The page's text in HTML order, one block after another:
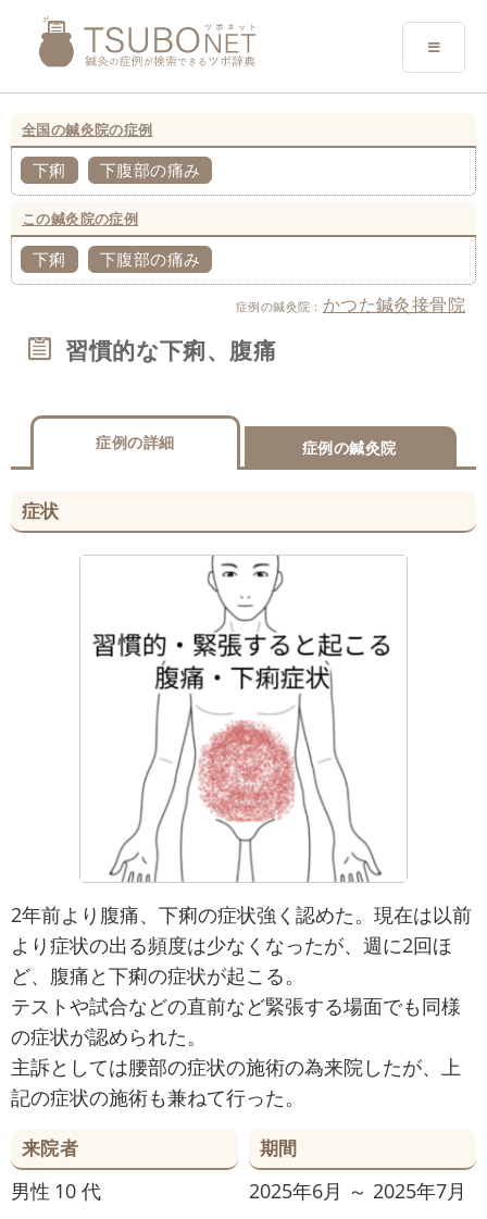
全国の鍼灸院の症例
下痢 下腹部の痛み
この鍼灸院の症例
下痢 下腹部の痛み
症例の鍼灸院： かつた鍼灸接骨院
習慣的な下痢、腹痛
症例の詳細 症例の鍼灸院
症状
2年前より腹痛、下痢の症状強く認めた。現在は以前
より症状の出る頻度は少なくなったが、週に2回ほ
ど、腹痛と下痢の症状が起こる。
テストや試合などの直前など緊張する場面でも同様
の症状が認められた。
主訴としては腰部の症状の施術の為来院したが、上
記の症状の施術も兼ねて行った。
来院者
男性 10 代
期間
2025年6月 ～ 2025年7月